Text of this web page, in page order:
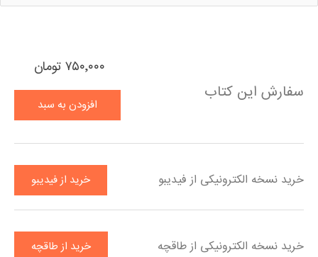
سفارش این کتاب
۷۵۰٬۰۰۰ تومان
افزودن به سبد
خرید نسخه الکترونیکی از فیدیبو خرید از فیدیبو
خرید نسخه الکترونیکی از طاقچه خرید از طاقچه